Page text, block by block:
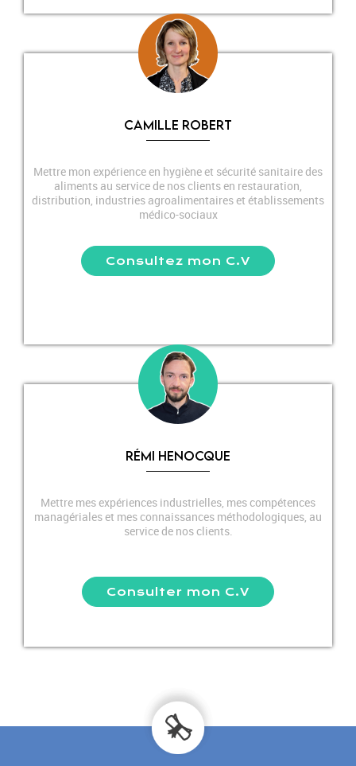
CAMILLE ROBERT
Mettre mon expérience en hygiène et sécurité sanitaire des
aliments au service de nos clients en restauration,
distribution, industries agroalimentaires et établissements
médico-sociaux
Consultez mon C.V
RÉMI HENOCQUE
Mettre mes expériences industrielles, mes compétences
managériales et mes connaissances méthodologiques, au
service de nos clients.
Consulter mon C.V